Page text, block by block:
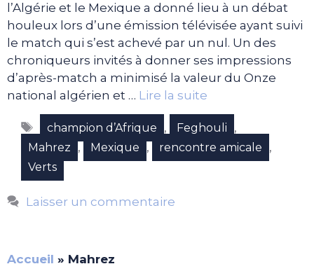
l’Algérie et le Mexique a donné lieu à un débat
houleux lors d’une émission télévisée ayant suivi
le match qui s’est achevé par un nul. Un des
chroniqueurs invités à donner ses impressions
d’après-match a minimisé la valeur du Onze
national algérien et … Lire la suite
Étiquettes
champion d’Afrique , Feghouli ,
Mahrez , Mexique , rencontre amicale ,
Verts
Laisser un commentaire
Accueil » Mahrez